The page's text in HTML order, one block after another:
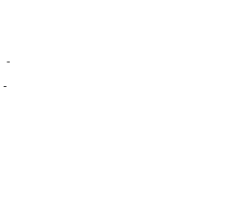
-
-